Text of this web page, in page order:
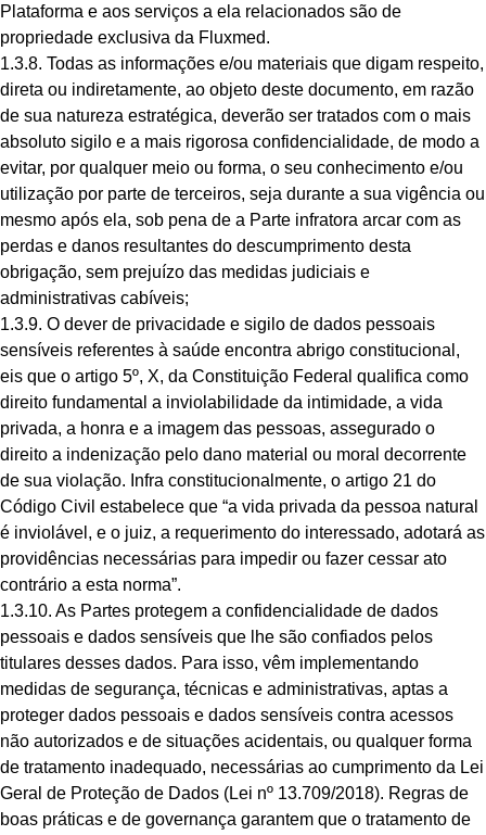
Plataforma e aos serviços a ela relacionados são de
propriedade exclusiva da Fluxmed.
1.3.8. Todas as informações e/ou materiais que digam respeito,
direta ou indiretamente, ao objeto deste documento, em razão
de sua natureza estratégica, deverão ser tratados com o mais
absoluto sigilo e a mais rigorosa confidencialidade, de modo a
evitar, por qualquer meio ou forma, o seu conhecimento e/ou
utilização por parte de terceiros, seja durante a sua vigência ou
mesmo após ela, sob pena de a Parte infratora arcar com as
perdas e danos resultantes do descumprimento desta
obrigação, sem prejuízo das medidas judiciais e
administrativas cabíveis;
1.3.9. O dever de privacidade e sigilo de dados pessoais
sensíveis referentes à saúde encontra abrigo constitucional,
eis que o artigo 5º, X, da Constituição Federal qualifica como
direito fundamental a inviolabilidade da intimidade, a vida
privada, a honra e a imagem das pessoas, assegurado o
direito a indenização pelo dano material ou moral decorrente
de sua violação. Infra constitucionalmente, o artigo 21 do
Código Civil estabelece que “a vida privada da pessoa natural
é inviolável, e o juiz, a requerimento do interessado, adotará as
providências necessárias para impedir ou fazer cessar ato
contrário a esta norma”.
1.3.10. As Partes protegem a confidencialidade de dados
pessoais e dados sensíveis que lhe são confiados pelos
titulares desses dados. Para isso, vêm implementando
medidas de segurança, técnicas e administrativas, aptas a
proteger dados pessoais e dados sensíveis contra acessos
não autorizados e de situações acidentais, ou qualquer forma
de tratamento inadequado, necessárias ao cumprimento da Lei
Geral de Proteção de Dados (Lei nº 13.709/2018). Regras de
boas práticas e de governança garantem que o tratamento de